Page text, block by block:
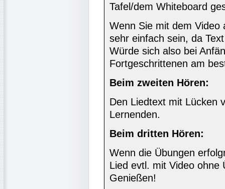
Tafel/dem Whiteboard
Wenn Sie mit dem Video
sehr einfach sein, da
Würde sich also bei
Fortgeschrittenen am
Beim zweiten Hören:
Den Liedtext mit Lücken
Lernenden.
Beim dritten Hören:
Wenn die Übungen
Lied evtl. mit Video ohne
Genießen!